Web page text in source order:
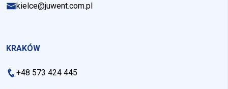
kielce@juwent.com.pl
KRAKÓW
+48 573 424 445